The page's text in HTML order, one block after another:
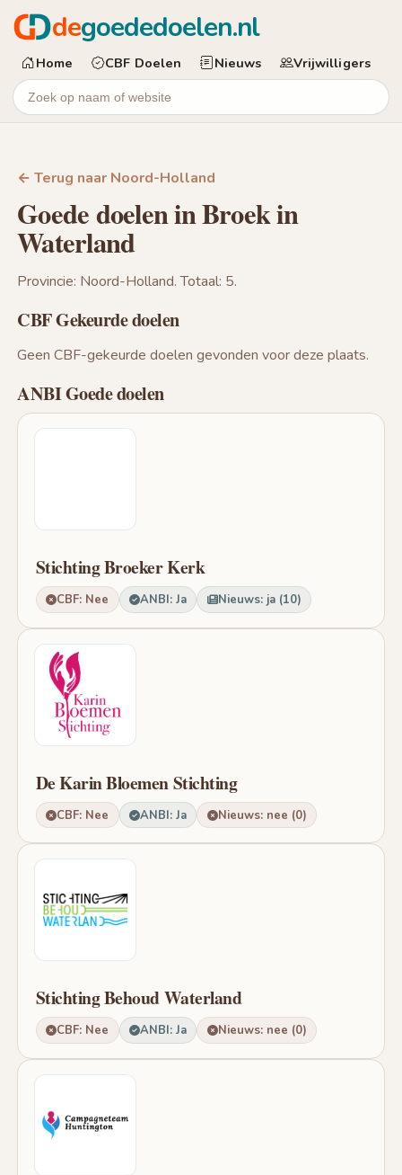
degoededoelen.nl
Home CBF Doelen Nieuws Vrijwilligers
← Terug naar Noord-Holland
Goede doelen in Broek in
Waterland
Provincie: Noord-Holland. Totaal: 5.
CBF Gekeurde doelen
Geen CBF-gekeurde doelen gevonden voor deze plaats.
ANBI Goede doelen
Stichting Broeker Kerk
CBF: Nee ANBI: Ja Nieuws: ja (10)
De Karin Bloemen Stichting
CBF: Nee ANBI: Ja Nieuws: nee (0)
Stichting Behoud Waterland
CBF: Nee ANBI: Ja Nieuws: nee (0)